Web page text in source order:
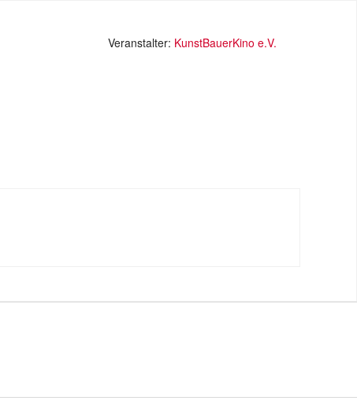
Veranstalter: KunstBauerKino e.V.